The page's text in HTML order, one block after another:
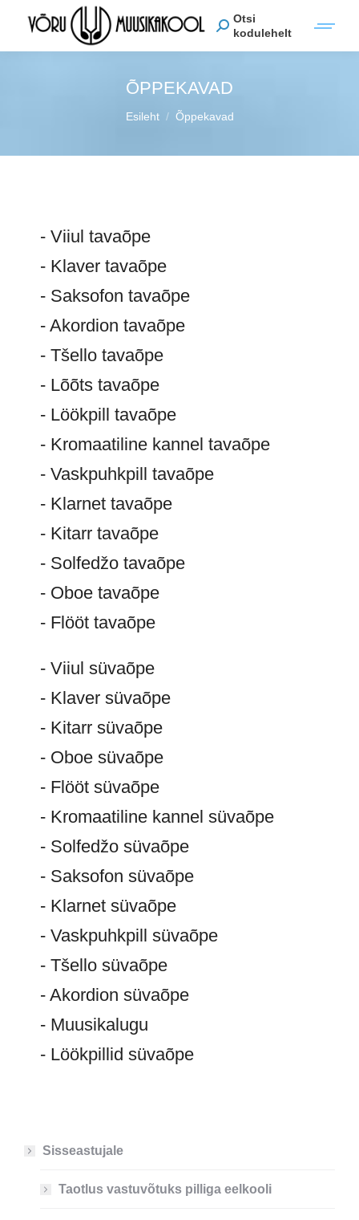
Otsi
kodulehelt
ÕPPEKAVAD
You are here:
Esileht Õppekavad
- Viiul tavaõpe
- Klaver tavaõpe
- Saksofon tavaõpe
- Akordion tavaõpe
- Tšello tavaõpe
- Lõõts tavaõpe
- Löökpill tavaõpe
- Kromaatiline kannel tavaõpe
- Vaskpuhkpill tavaõpe
- Klarnet tavaõpe
- Kitarr tavaõpe
- Solfedžo tavaõpe
- Oboe tavaõpe
- Flööt tavaõpe
- Viiul süvaõpe
- Klaver süvaõpe
- Kitarr süvaõpe
- Oboe süvaõpe
- Flööt süvaõpe
- Kromaatiline kannel süvaõpe
- Solfedžo süvaõpe
- Saksofon süvaõpe
- Klarnet süvaõpe
- Vaskpuhkpill süvaõpe
- Tšello süvaõpe
- Akordion süvaõpe
- Muusikalugu
- Löökpillid süvaõpe
Sisseastujale
Taotlus vastuvõtuks pilliga eelkooli